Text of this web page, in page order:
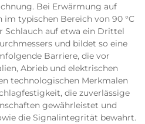
Bei Erwärmung auf
typischen Bereich von 90 °C
Schlauch auf etwa ein Drittel
und bildet so eine
Barriere, die vor
Abrieb und elektrischen
technologischen Merkmalen
die zuverlässige
gewährleistet und
die Signalintegrität bewahrt.